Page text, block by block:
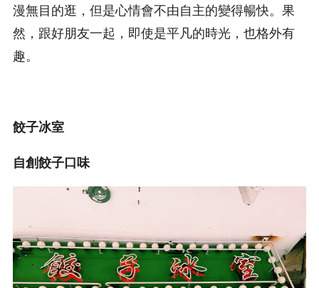
漫無目的逛，但是心情會不由自主的變得暢快。果
然，跟好朋友一起，即使是平凡的時光，也格外有
趣。
餃子冰室
自創餃子口味